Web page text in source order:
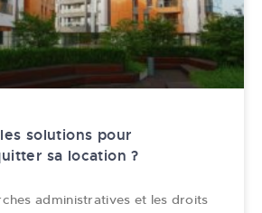
solutions pour
sa location ?
administratives et les droits